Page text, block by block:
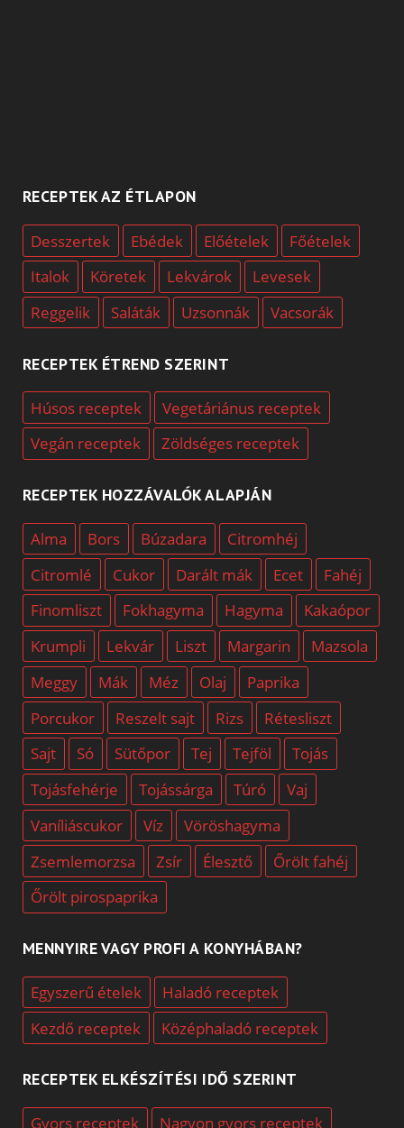
RECEPTEK AZ ÉTLAPON
Desszertek Ebédek Előételek
Főételek
Italok
Köretek Lekvárok
Levesek
Reggelik
Saláták Uzsonnák Vacsorák
RECEPTEK ÉTREND SZERINT
Húsos receptek
Vegetáriánus receptek
Vegán receptek
Zöldséges receptek
RECEPTEK HOZZÁVALÓK ALAPJÁN
Alma Bors Búzadara
Citromhéj
Citromlé
Cukor Darált mák Ecet
Fahéj
Finomliszt
Fokhagyma Hagyma
Kakaópor
Krumpli
Lekvár Liszt Margarin
Mazsola
Meggy
Mák Méz Olaj
Paprika
Porcukor
Reszelt sajt Rizs
Rétesliszt
Sajt
Só Sütőpor Tej Tejföl
Tojás
Tojásfehérje
Tojássárga Túró
Vaj
Vaníliáscukor
Víz
Vöröshagyma
Zsemlemorzsa
Zsír Élesztő
Őrölt fahéj
Őrölt pirospaprika
MENNYIRE VAGY PROFI A KONYHÁBAN?
Egyszerű ételek
Haladó receptek
Kezdő receptek
Középhaladó receptek
RECEPTEK ELKÉSZÍTÉSI IDŐ SZERINT
Gyors receptek
Nagyon gyors receptek